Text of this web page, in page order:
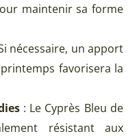
maintenir sa forme
nécessaire, un apport
favorisera la
: Le Cyprès Bleu de
résistant aux